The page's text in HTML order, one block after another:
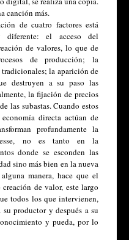
canción más.
de cuatro factores está
diferente: el acceso del
de valores, lo que de
de producción; la
la aparición de
destruyen a su paso las
la fijación de precios
las subastas. Cuando estos
directa actúan de
profundamente la
no es tanto en la
donde se esconden las
sino más bien en la nueva
manera, hace que el
de valor, este largo
todos los que intervienen,
productor y después a su
y pueda, por lo